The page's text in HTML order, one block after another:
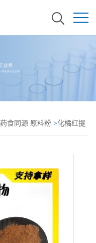
药食同源 原料粉 >化橘红提